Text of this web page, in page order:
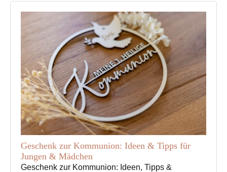
Produktseite
gewählt
werden
Geschenk zur Kommunion: Ideen & Tipps für
Jungen & Mädchen
Geschenk zur Kommunion: Ideen, Tipps &